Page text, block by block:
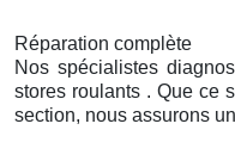
Réparation complète
Nos spécialistes
stores roulants . Que ce
section, nous assurons